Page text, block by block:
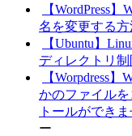
【WordPress
名を変更する方
【Ubuntu】
ディレクトリ
【Worpdress
かのファイル
トールができ
ー